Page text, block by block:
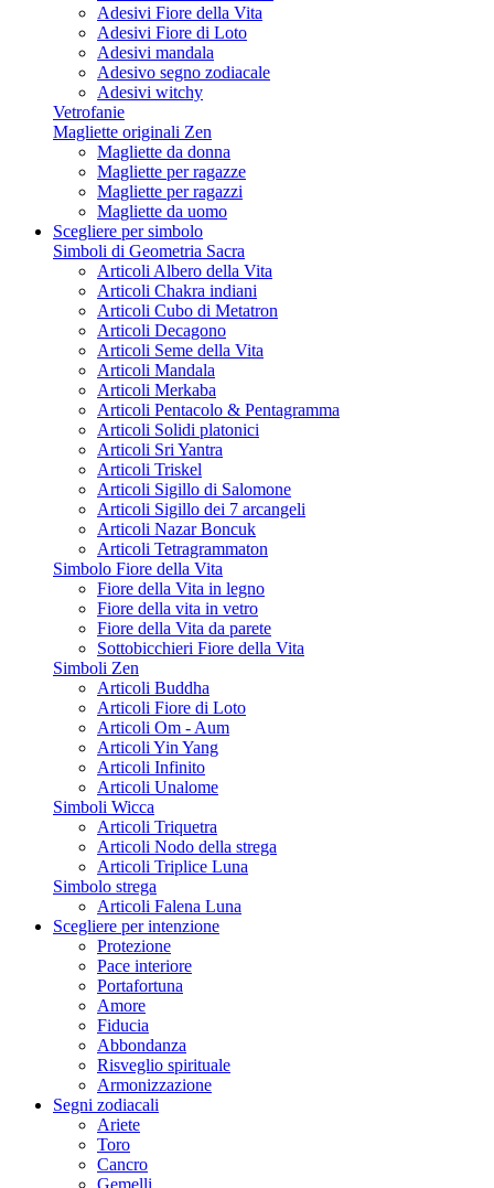
Adesivi Fiore della Vita
Adesivi Fiore di Loto
Adesivi mandala
Adesivo segno zodiacale
Adesivi witchy
Vetrofanie
Magliette originali Zen
Magliette da donna
Magliette per ragazze
Magliette per ragazzi
Magliette da uomo
Scegliere per simbolo
Simboli di Geometria Sacra
Articoli Albero della Vita
Articoli Chakra indiani
Articoli Cubo di Metatron
Articoli Decagono
Articoli Seme della Vita
Articoli Mandala
Articoli Merkaba
Articoli Pentacolo & Pentagramma
Articoli Solidi platonici
Articoli Sri Yantra
Articoli Triskel
Articoli Sigillo di Salomone
Articoli Sigillo dei 7 arcangeli
Articoli Nazar Boncuk
Articoli Tetragrammaton
Simbolo Fiore della Vita
Fiore della Vita in legno
Fiore della vita in vetro
Fiore della Vita da parete
Sottobicchieri Fiore della Vita
Simboli Zen
Articoli Buddha
Articoli Fiore di Loto
Articoli Om - Aum
Articoli Yin Yang
Articoli Infinito
Articoli Unalome
Simboli Wicca
Articoli Triquetra
Articoli Nodo della strega
Articoli Triplice Luna
Simbolo strega
Articoli Falena Luna
Scegliere per intenzione
Protezione
Pace interiore
Portafortuna
Amore
Fiducia
Abbondanza
Risveglio spirituale
Armonizzazione
Segni zodiacali
Ariete
Toro
Cancro
Gemelli